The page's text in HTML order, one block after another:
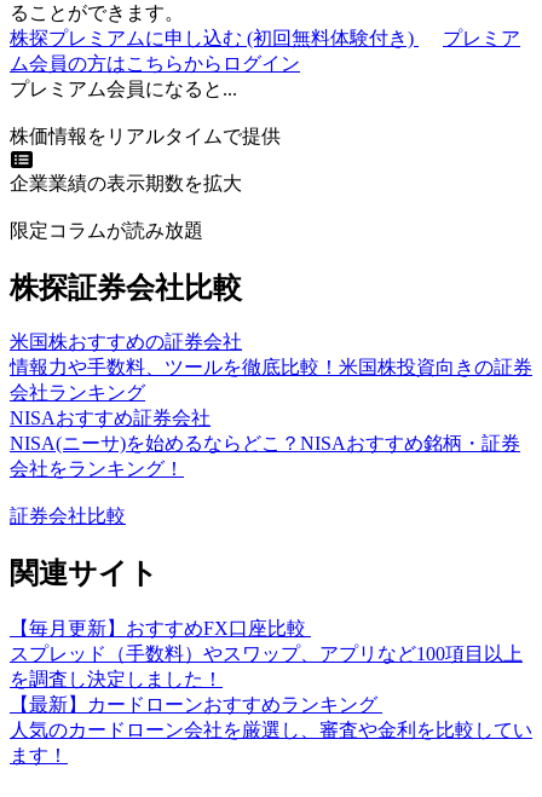
ることができます。
株探プレミアムに申し込む (初回無料体験付き)
プレミア
ム会員の方はこちらからログイン
プレミアム会員になると...
株価情報をリアルタイムで提供
企業業績の表示期数を拡大
限定コラムが読み放題
株探証券会社比較
米国株おすすめの証券会社
情報力や手数料、ツールを徹底比較！米国株投資向きの証券
会社ランキング
NISAおすすめ証券会社
NISA(ニーサ)を始めるならどこ？NISAおすすめ銘柄・証券
会社をランキング！
証券会社比較
関連サイト
【毎月更新】おすすめFX口座比較
スプレッド（手数料）やスワップ、アプリなど100項目以上
を調査し決定しました！
【最新】カードローンおすすめランキング
人気のカードローン会社を厳選し、審査や金利を比較してい
ます！